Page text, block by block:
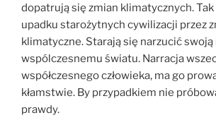
dopatrują się zmian klimatycznych. Tak
upadku starożytnych cywilizacji przez
klimatyczne. Starają się narzucić
wspólczesnemu światu. Narracja
współczesnego człowieka, ma go
kłamstwie. By przypadkiem nie
prawdy.